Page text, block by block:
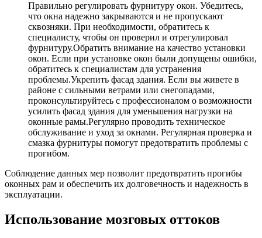
Правильно регулировать фурнитуру окон. Убедитесь,
что окна надежно закрываются и не пропускают
сквозняки. При необходимости, обратитесь к
специалисту, чтобы он проверил и отрегулировал
фурнитуру.Обратить внимание на качество установки
окон. Если при установке окон были допущены ошибки,
обратитесь к специалистам для устранения
проблемы.Укрепить фасад здания. Если вы живете в
районе с сильными ветрами или снегопадами,
проконсультируйтесь с профессионалом о возможности
усилить фасад здания для уменьшения нагрузки на
оконные рамы.Регулярно проводить техническое
обслуживание и уход за окнами. Регулярная проверка и
смазка фурнитуры помогут предотвратить проблемы с
прогибом.
Соблюдение данных мер позволит предотвратить прогибы
оконных рам и обеспечить их долговечность и надежность в
эксплуатации.
Использование мозговых оттоков